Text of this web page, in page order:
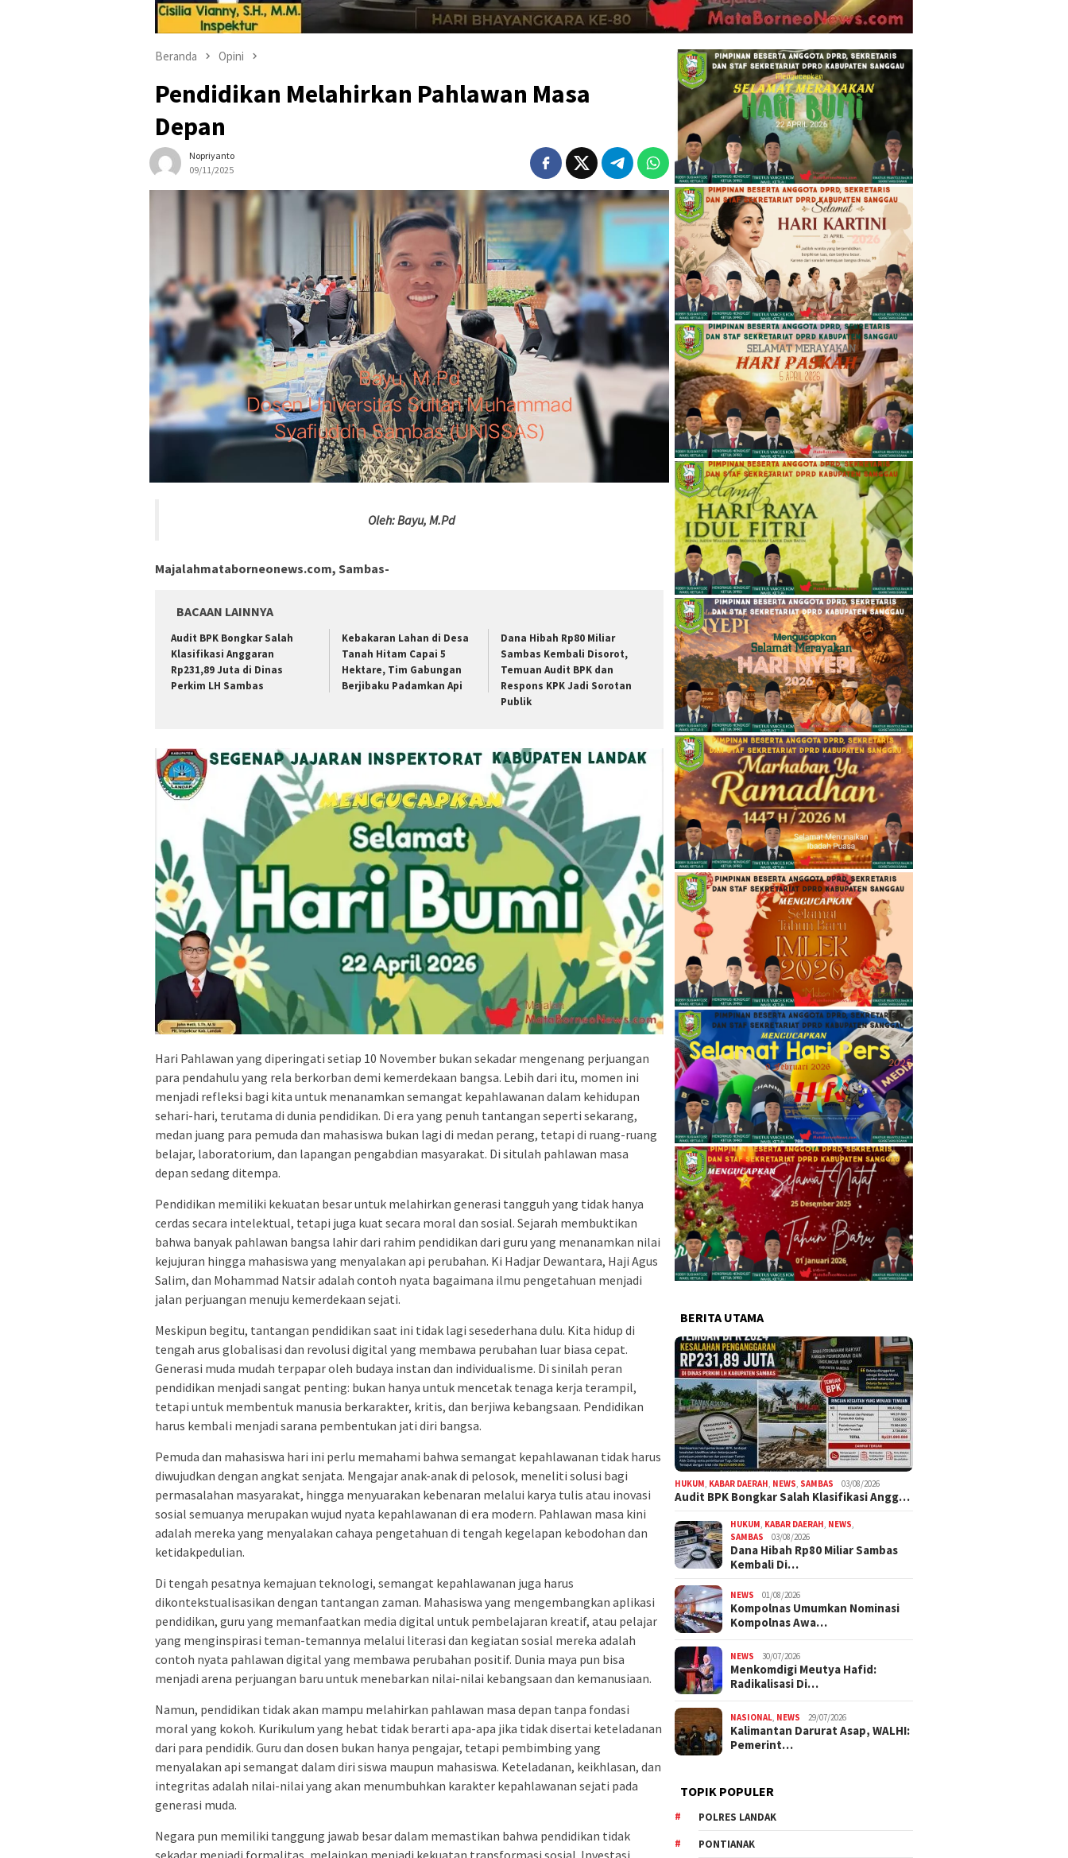
Beranda Opini
Pendidikan Melahirkan Pahlawan Masa
Depan
Nopriyanto
09/11/2025
Oleh: Bayu, M.Pd
Majalahmataborneonews.com, Sambas-
BACAAN LAINNYA
Audit BPK Bongkar Salah
Klasifikasi Anggaran
Rp231,89 Juta di Dinas
Perkim LH Sambas
Kebakaran Lahan di Desa
Tanah Hitam Capai 5
Hektare, Tim Gabungan
Berjibaku Padamkan Api
Dana Hibah Rp80 Miliar
Sambas Kembali Disorot,
Temuan Audit BPK dan
Respons KPK Jadi Sorotan
Publik
Hari Pahlawan yang diperingati setiap 10 November bukan sekadar mengenang perjuangan
para pendahulu yang rela berkorban demi kemerdekaan bangsa. Lebih dari itu, momen ini
menjadi refleksi bagi kita untuk menanamkan semangat kepahlawanan dalam kehidupan
sehari-hari, terutama di dunia pendidikan. Di era yang penuh tantangan seperti sekarang,
medan juang para pemuda dan mahasiswa bukan lagi di medan perang, tetapi di ruang-ruang
belajar, laboratorium, dan lapangan pengabdian masyarakat. Di situlah pahlawan masa
depan sedang ditempa.
Pendidikan memiliki kekuatan besar untuk melahirkan generasi tangguh yang tidak hanya
cerdas secara intelektual, tetapi juga kuat secara moral dan sosial. Sejarah membuktikan
bahwa banyak pahlawan bangsa lahir dari rahim pendidikan dari guru yang menanamkan nilai
kejujuran hingga mahasiswa yang menyalakan api perubahan. Ki Hadjar Dewantara, Haji Agus
Salim, dan Mohammad Natsir adalah contoh nyata bagaimana ilmu pengetahuan menjadi
jalan perjuangan menuju kemerdekaan sejati.
Meskipun begitu, tantangan pendidikan saat ini tidak lagi sesederhana dulu. Kita hidup di
tengah arus globalisasi dan revolusi digital yang membawa perubahan luar biasa cepat.
Generasi muda mudah terpapar oleh budaya instan dan individualisme. Di sinilah peran
pendidikan menjadi sangat penting: bukan hanya untuk mencetak tenaga kerja terampil,
tetapi untuk membentuk manusia berkarakter, kritis, dan berjiwa kebangsaan. Pendidikan
harus kembali menjadi sarana pembentukan jati diri bangsa.
Pemuda dan mahasiswa hari ini perlu memahami bahwa semangat kepahlawanan tidak harus
diwujudkan dengan angkat senjata. Mengajar anak-anak di pelosok, meneliti solusi bagi
permasalahan masyarakat, hingga menyuarakan kebenaran melalui karya tulis atau inovasi
sosial semuanya merupakan wujud nyata kepahlawanan di era modern. Pahlawan masa kini
adalah mereka yang menyalakan cahaya pengetahuan di tengah kegelapan kebodohan dan
ketidakpedulian.
Di tengah pesatnya kemajuan teknologi, semangat kepahlawanan juga harus
dikontekstualisasikan dengan tantangan zaman. Mahasiswa yang mengembangkan aplikasi
pendidikan, guru yang memanfaatkan media digital untuk pembelajaran kreatif, atau pelajar
yang menginspirasi teman-temannya melalui literasi dan kegiatan sosial mereka adalah
contoh nyata pahlawan digital yang membawa perubahan positif. Dunia maya pun bisa
menjadi arena perjuangan baru untuk menebarkan nilai-nilai kebangsaan dan kemanusiaan.
Namun, pendidikan tidak akan mampu melahirkan pahlawan masa depan tanpa fondasi
moral yang kokoh. Kurikulum yang hebat tidak berarti apa-apa jika tidak disertai keteladanan
dari para pendidik. Guru dan dosen bukan hanya pengajar, tetapi pembimbing yang
menyalakan api semangat dalam diri siswa maupun mahasiswa. Keteladanan, keikhlasan, dan
integritas adalah nilai-nilai yang akan menumbuhkan karakter kepahlawanan sejati pada
generasi muda.
Negara pun memiliki tanggung jawab besar dalam memastikan bahwa pendidikan tidak
sekadar menjadi formalitas, melainkan menjadi kekuatan transformasi sosial. Investasi
BERITA UTAMA
HUKUM KABAR DAERAH NEWS SAMBAS 03/08/2026
Audit BPK Bongkar Salah Klasifikasi Angg…
HUKUM KABAR DAERAH NEWS
SAMBAS
03/08/2026
Dana Hibah Rp80 Miliar Sambas
Kembali Di…
NEWS 01/08/2026
Kompolnas Umumkan Nominasi
Kompolnas Awa…
NEWS 30/07/2026
Menkomdigi Meutya Hafid:
Radikalisasi Di…
NASIONAL NEWS 29/07/2026
Kalimantan Darurat Asap, WALHI:
Pemerint…
TOPIK POPULER
POLRES LANDAK
PONTIANAK